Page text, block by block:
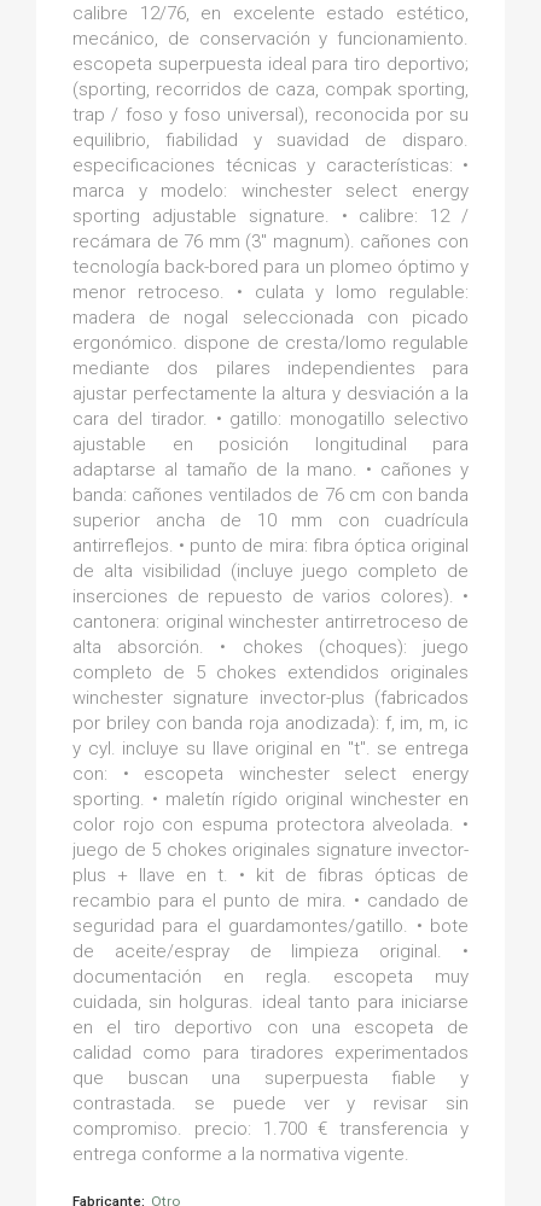
calibre 12/76, en excelente estado estético,
mecánico, de conservación y funcionamiento.
escopeta superpuesta ideal para tiro deportivo;
(sporting, recorridos de caza, compak sporting,
trap / foso y foso universal), reconocida por su
equilibrio, fiabilidad y suavidad de disparo.
especificaciones técnicas y características: •
marca y modelo: winchester select energy
sporting adjustable signature. • calibre: 12 /
recámara de 76 mm (3" magnum). cañones con
tecnología back-bored para un plomeo óptimo y
menor retroceso. • culata y lomo regulable:
madera de nogal seleccionada con picado
ergonómico. dispone de cresta/lomo regulable
mediante dos pilares independientes para
ajustar perfectamente la altura y desviación a la
cara del tirador. • gatillo: monogatillo selectivo
ajustable en posición longitudinal para
adaptarse al tamaño de la mano. • cañones y
banda: cañones ventilados de 76 cm con banda
superior ancha de 10 mm con cuadrícula
antirreflejos. • punto de mira: fibra óptica original
de alta visibilidad (incluye juego completo de
inserciones de repuesto de varios colores). •
cantonera: original winchester antirretroceso de
alta absorción. • chokes (choques): juego
completo de 5 chokes extendidos originales
winchester signature invector-plus (fabricados
por briley con banda roja anodizada): f, im, m, ic
y cyl. incluye su llave original en "t". se entrega
con: • escopeta winchester select energy
sporting. • maletín rígido original winchester en
color rojo con espuma protectora alveolada. •
juego de 5 chokes originales signature invector-
plus + llave en t. • kit de fibras ópticas de
recambio para el punto de mira. • candado de
seguridad para el guardamontes/gatillo. • bote
de aceite/espray de limpieza original. •
documentación en regla. escopeta muy
cuidada, sin holguras. ideal tanto para iniciarse
en el tiro deportivo con una escopeta de
calidad como para tiradores experimentados
que buscan una superpuesta fiable y
contrastada. se puede ver y revisar sin
compromiso. precio: 1.700 € transferencia y
entrega conforme a la normativa vigente.
Fabricante: Otro